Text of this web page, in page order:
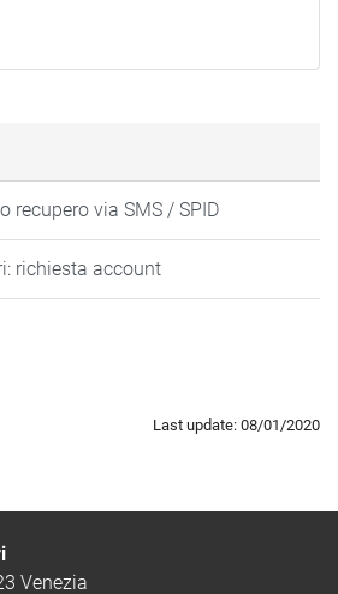
recupero via SMS / SPID
richiesta account
Last update: 08/01/2020
Venezia